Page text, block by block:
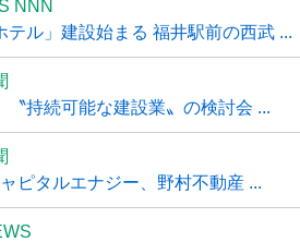
NNN
ル」建設始まる 福井駅前の西武 ...
持続可能な建設業〟の検討会 ...
ピタルエナジー、野村不動産 ...